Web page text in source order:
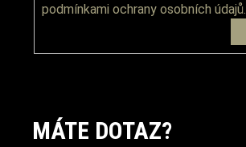
podmínkami ochrany osobních údajů.
MÁTE DOTAZ?